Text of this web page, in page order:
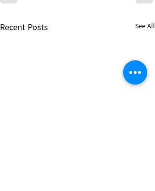
Recent Posts See All